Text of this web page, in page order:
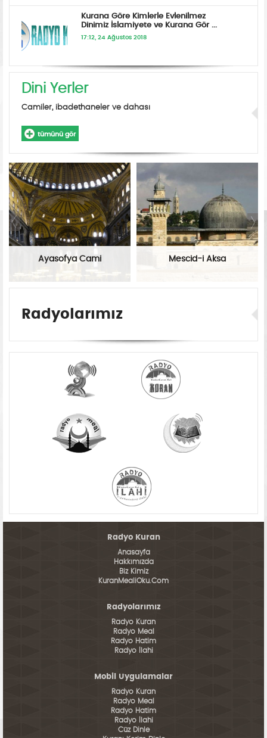
Kurana Göre Kimlerle Evlenilmez
Dinimiz İslamiyete ve Kurana Gör ...
17:12, 24 Ağustos 2018
Dini Yerler
Camiler, ibadethaneler ve dahası
tümünü gör
Ayasofya Cami Mescid-i Aksa
Radyolarımız
Radyo Kuran
Anasayfa
Hakkımızda
Biz Kimiz
KuranMealiOku.Com
Radyolarımız
Radyo Kuran
Radyo Meal
Radyo Hatim
Radyo İlahi
Mobil Uygulamalar
Radyo Kuran
Radyo Meal
Radyo Hatim
Radyo İlahi
Cüz Dinle